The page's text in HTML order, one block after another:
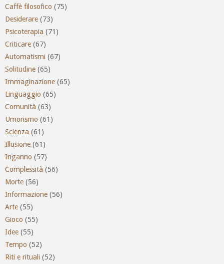
Caffè filosofico (75)
Desiderare (73)
Psicoterapia (71)
Criticare (67)
Automatismi (67)
Solitudine (65)
Immaginazione (65)
Linguaggio (65)
Comunità (63)
Umorismo (61)
Scienza (61)
Illusione (61)
Inganno (57)
Complessità (56)
Morte (56)
Informazione (56)
Arte (55)
Gioco (55)
Idee (55)
Tempo (52)
Riti e rituali (52)